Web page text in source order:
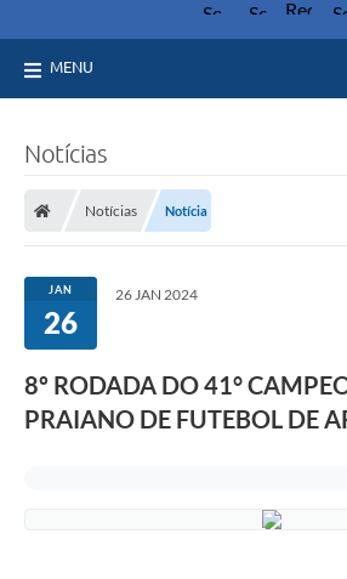
MENU
Notícias
Notícias Notícia
JAN
26
26 JAN 2024
8º RODADA DO 41°
PRAIANO DE FUTEBOL DE